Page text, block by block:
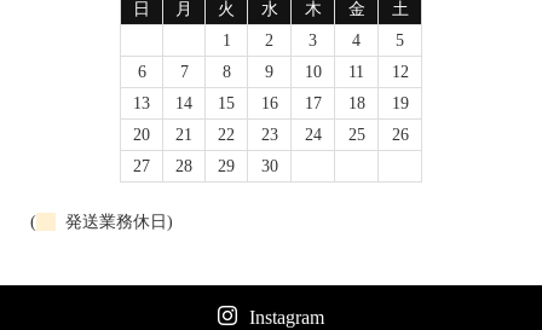
日
月 火 水 木 金
土
1
2 3 4
5
6
7 8 9 10 11
12
13
14 15 16 17 18
19
20
21 22 23 24 25
26
27
28 29 30
( 発送業務休日)
Instagram